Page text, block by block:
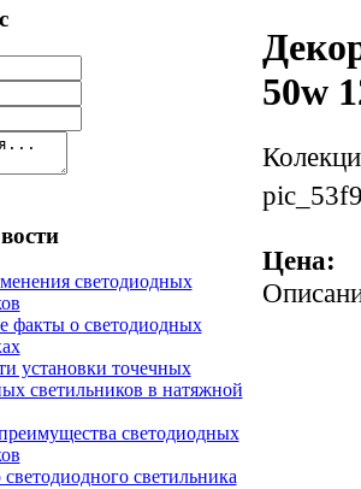
светодиодных
факты о светодиодных
установки точечных
светильников в натяжной
светодиодных
светодиодного светильника
50w
Цена: